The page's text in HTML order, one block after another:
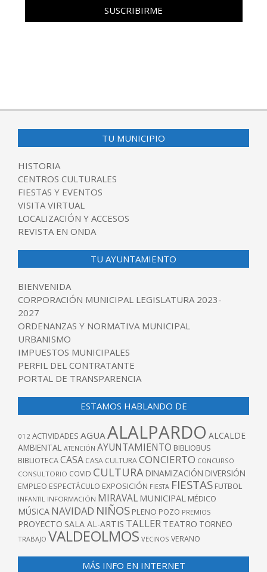
TU MUNICIPIO
HISTORIA
CENTROS CULTURALES
FIESTAS Y EVENTOS
VISITA VIRTUAL
LOCALIZACIÓN Y ACCESOS
REVISTA EN ONDA
TU AYUNTAMIENTO
BIENVENIDA
CORPORACIÓN MUNICIPAL LEGISLATURA 2023-
2027
ORDENANZAS Y NORMATIVA MUNICIPAL
URBANISMO
IMPUESTOS MUNICIPALES
PERFIL DEL CONTRATANTE
PORTAL DE TRANSPARENCIA
ESTAMOS HABLANDO DE
012 ACTIVIDADES AGUAALALPARDO ALCALDE
AMBIENTAL ATENCIÓN AYUNTAMIENTO BIBLIOBUS
BIBLIOTECACASA CASA CULTURACONCIERTO CONCURSO
CONSULTORIO COVID CULTURA DINAMIZACIÓN DIVERSIÓN
EMPLEO ESPECTÁCULO EXPOSICIÓN FIESTA FIESTAS FUTBOL
INFANTIL INFORMACIÓN MIRAVAL MUNICIPAL MÉDICO
MÚSICA NAVIDAD NIÑOS PLENO POZO PREMIOS
PROYECTO SALA AL-ARTIS TALLER TEATRO TORNEO
TRABAJO VALDEOLMOS VECINOS VERANO
MÁS INFO EN INTERNET